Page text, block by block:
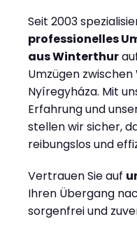
Seit 2003
professionelles
aus Winterthur
Umzügen
Nyíregyháza. Mit
Erfahrung und
stellen wir sicher,
reibungslos und
Vertrauen Sie auf
Ihren Übergang
sorgenfrei und